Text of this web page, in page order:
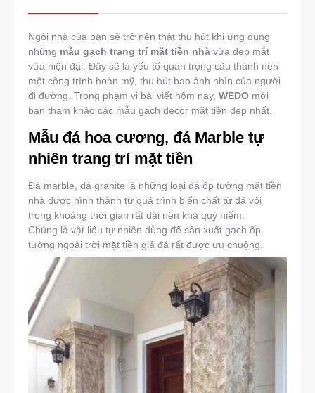
Ngôi nhà của bạn sẽ trở nên thật thu hút khi ứng dụng
những mẫu gạch trang trí mặt tiền nhà vừa đẹp mắt
vừa hiện đại. Đây sẽ là yếu tố quan trọng cấu thành nên
một công trình hoàn mỹ, thu hút bao ánh nhìn của người
đi đường. Trong phạm vi bài viết hôm nay, WEDO mời
bạn tham khảo các mẫu gạch decor mặt tiền đẹp nhất.
Mẫu đá hoa cương, đá Marble tự
nhiên trang trí mặt tiền
Đá marble, đá granite là những loại đá ốp tường mặt tiền
nhà được hình thành từ quá trình biến chất từ đá vôi
trong khoảng thời gian rất dài nên khá quý hiếm.
Chúng là vật liệu tự nhiên dùng để sản xuất gạch ốp
tường ngoài trời mặt tiền giả đá rất được ưu chuộng.